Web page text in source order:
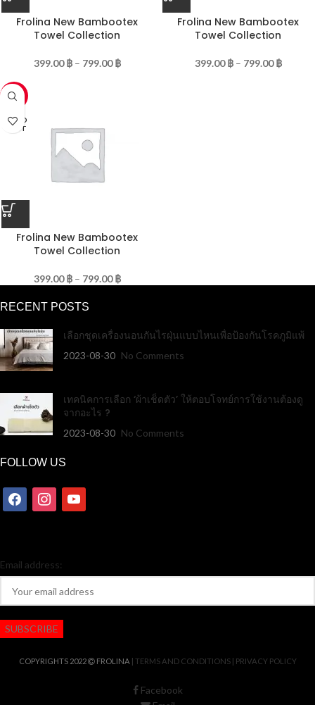
Frolina New Bambootex
Towel Collection
399.00฿ – 799.00฿
Frolina New Bambootex
Towel Collection
399.00฿ – 799.00฿
-50%
SOLD
OUT
Frolina New Bambootex
Towel Collection
399.00฿ – 799.00฿
RECENT POSTS
เลือกชุดเครื่องนอนกันไรฝุ่นแบบไหนเพื่อป้องกันโรคภูมิแพ้
2023-08-30 No Comments
เทคนิคการเลือก ‘ผ้าเช็ดตัว’ ให้ตอบโจทย์การใช้งานต้องดู
จากอะไร ?
2023-08-30 No Comments
FOLLOW US
Email address:
COPYRIGHTS 2022 FROLINA | TERMS AND CONDITIONS | PRIVACY POLICY
Facebook